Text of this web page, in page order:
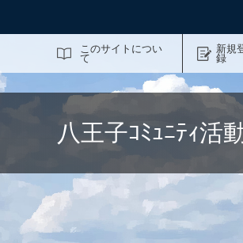
このサイトについ
て
新規
録
八王子ｺﾐｭﾆﾃｨ活